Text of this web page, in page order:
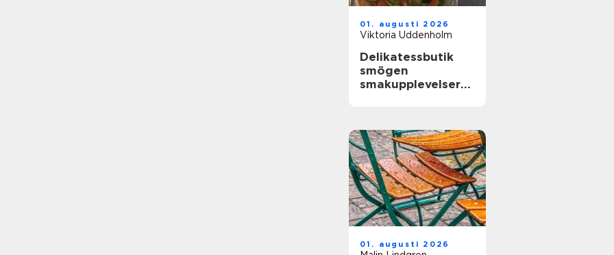
01. augusti 2026
Viktoria Uddenholm
Delikatessbutik
smögen
smakupplevelser
01. augusti 2026